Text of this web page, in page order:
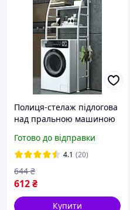
Полиця-стелаж підлогова
над пральною машиною
Готово до відправки
4.1 (20)
612₴
644 ₴
Купити